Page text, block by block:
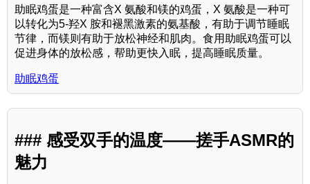
助眠鸡蛋是一种富含X 氨酸和镁的鸡蛋，X 氨酸是一种可
以转化为5-羟X 胺和褪黑激素的氨基酸，有助于调节睡眠
节律，而镁则有助于放松神经和肌肉。食用助眠鸡蛋可以
促进身体的放松感，帮助更快入眠，提高睡眠质量。
助眠鸡蛋
### 感受双手的温度——搓手ASMR的
魅力